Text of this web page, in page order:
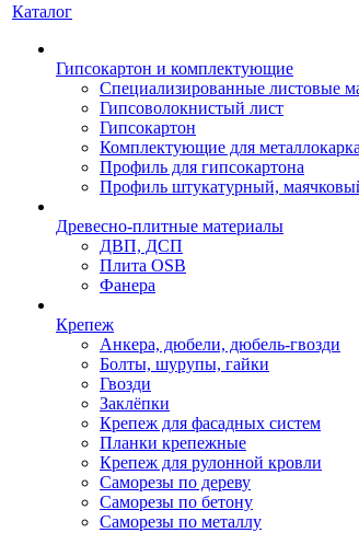
Каталог
Гипсокартон и комплектующие
Специализированные листовые
Гипсоволокнистый лист
Гипсокартон
Комплектующие для
Профиль для гипсокартона
Профиль штукатурный,
Древесно-плитные материалы
ДВП, ДСП
Плита OSB
Фанера
Крепеж
Анкера, дюбели, дюбель-гвозди
Болты, шурупы, гайки
Гвозди
Заклёпки
Крепеж для фасадных систем
Планки крепежные
Крепеж для рулонной кровли
Саморезы по дереву
Саморезы по бетону
Саморезы по металлу